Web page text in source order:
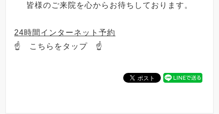
皆様のご来院を心からお待ちしております。
24時間インターネット予約
☝ こちらをタップ ☝